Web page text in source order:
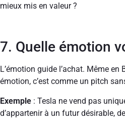
mieux mis en valeur ?
7. Quelle émotion
L’émotion guide l’achat. Même
émotion, c’est comme un pitch
Exemple : Tesla ne vend pas
d’appartenir à un futur désirable,